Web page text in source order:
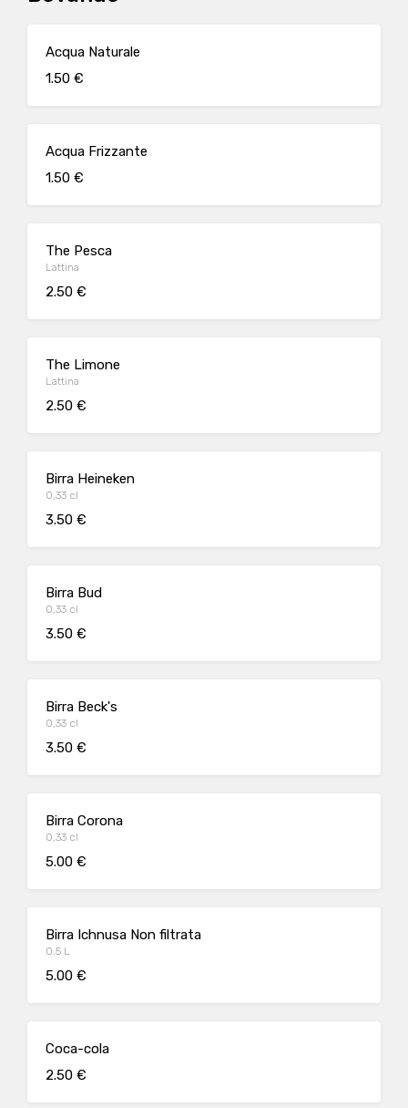
Acqua Naturale
1.50 €
Acqua Frizzante
1.50 €
The Pesca
Lattina
2.50 €
The Limone
Lattina
2.50 €
Birra Heineken
0,33 cl
3.50 €
Birra Bud
0,33 cl
3.50 €
Birra Beck's
0,33 cl
3.50 €
Birra Corona
0,33 cl
5.00 €
Birra Ichnusa Non filtrata
0.5 L
5.00 €
Coca-cola
2.50 €